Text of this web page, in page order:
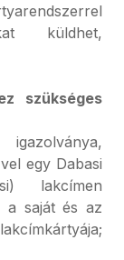
küldhet,
szükséges
egy Dabasi
lakcímen
a saját és az